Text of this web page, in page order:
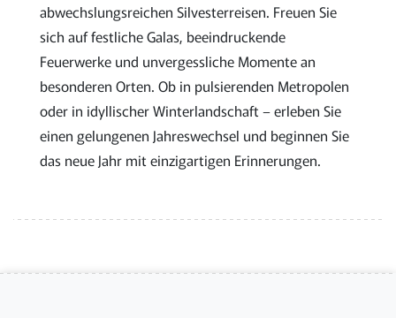
abwechslungsreichen Silvesterreisen. Freuen Sie
sich auf festliche Galas, beeindruckende
Feuerwerke und unvergessliche Momente an
besonderen Orten. Ob in pulsierenden Metropolen
oder in idyllischer Winterlandschaft – erleben Sie
einen gelungenen Jahreswechsel und beginnen Sie
das neue Jahr mit einzigartigen Erinnerungen.